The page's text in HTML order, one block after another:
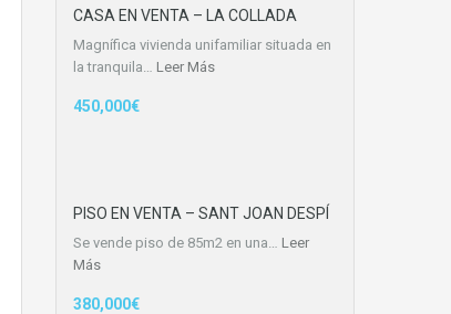
CASA EN VENTA – LA COLLADA
Magnífica vivienda unifamiliar situada en
la tranquila… Leer Más
450,000€
PISO EN VENTA – SANT JOAN DESPÍ
Se vende piso de 85m2 en una… Leer
Más
380,000€